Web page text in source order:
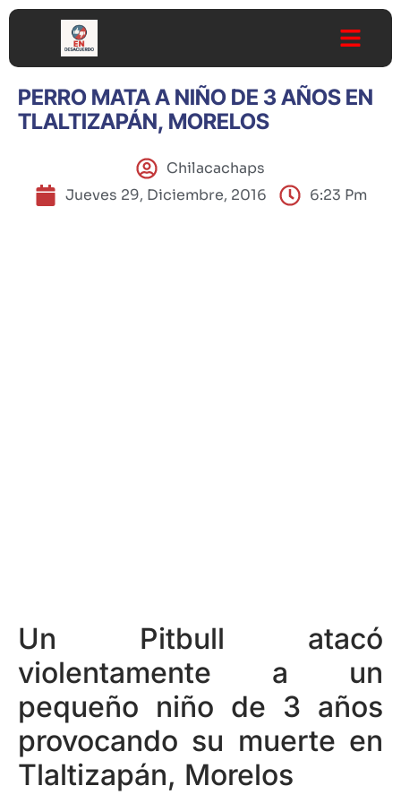
PERRO MATA A NIÑO DE 3 AÑOS EN
TLALTIZAPÁN, MORELOS
Chilacachaps
Jueves 29, Diciembre, 2016
6:23 Pm
Un Pitbull atacó
violentamente a un
pequeño niño de 3 años
provocando su muerte en
Tlaltizapán, Morelos